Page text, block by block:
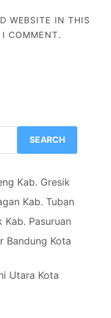
WEBSITE IN THIS
I COMMENT.
SEARCH
Kab. Gresik
Kab. Tuban
Kab. Pasuruan
Bandung Kota
Utara Kota